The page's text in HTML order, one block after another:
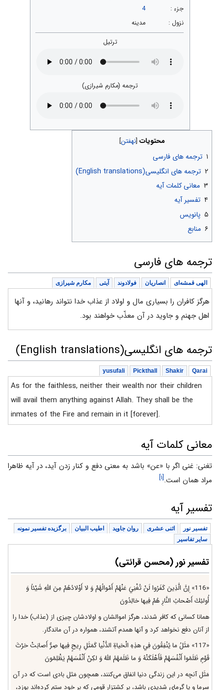
جزء :
4
نزول :
مدینه
ترتیل
ترجمه (مکارم شیرازی)
محتویات
۱ ترجمه های فارسی
۲ ترجمه های انگلیسی(English translations)
۳ معانی کلمات آیه
۴ تفسیر آیه
۵ پانویس
۶ منابع
ترجمه های فارسی
الهی قمشه‌ای انصاریان فولادوند آیتی مکارم شیرازی
هرگز کافران را بسیاری مال و اولاد از عذاب خدا نتواند رهانید، و آنها
اهل جهنم و جاوید در آن معذّب خواهند بود.
ترجمه های انگلیسی(English translations)
Qarai
Shakir
Pickthall
yusufali
As for the faithless, neither their wealth nor their children
will avail them anything against Allah. They shall be the
inmates of the Fire and remain in it [forever].
معانی کلمات آیه
تغنى: غنى اگر با «عن» باشد به معنى دفع و كنار زدن آيد، در آيه ظاهرا
مراد همان است.[۱]
تفسیر آیه
تفسیر نور اثنی عشری روان جاوید اطیب البیان
برگزیده تفسیر نمونه
سایر تفاسیر
تفسیر نور (محسن قرائتی)
«116» إِنَّ الَّذِينَ كَفَرُوا لَنْ تُغْنِيَ عَنْهُمْ أَمْوالُهُمْ وَ لا أَوْلادُهُمْ مِنَ اللَّهِ شَيْئاً وَ
أُولئِكَ أَصْحابُ النَّارِ هُمْ فِيها خالِدُونَ‌
همانا كسانى كه كافر شدند، هرگز اموالشان و اولادشان چيزى از (عذاب) خدا را
از آنان دفع نخواهد كرد و آنها همدم آتشند، همواره در آن ماندگار.
«117» مَثَلُ ما يُنْفِقُونَ فِي هذِهِ الْحَياةِ الدُّنْيا كَمَثَلِ رِيحٍ فِيها صِرٌّ أَصابَتْ حَرْثَ
قَوْمٍ ظَلَمُوا أَنْفُسَهُمْ فَأَهْلَكَتْهُ وَ ما ظَلَمَهُمُ اللَّهُ وَ لكِنْ أَنْفُسَهُمْ يَظْلِمُونَ‌
مَثَل آنچه در اين زندگى دنيا انفاق مى‌كنند، همچون مَثل بادى است كه در آن
سرما و يا گرماى شديدى باشد، بر كشتزار قومى كه بر خود ستم كرده‌اند بوزد،